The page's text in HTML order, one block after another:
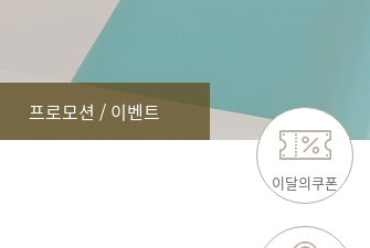
이달의쿠폰
프로모션 / 이벤트